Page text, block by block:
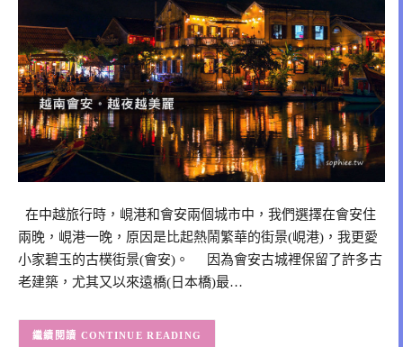
在中越旅行時，峴港和會安兩個城市中，我們選擇在會安住
兩晚，峴港一晚，原因是比起熱鬧繁華的街景(峴港)，我更愛
小家碧玉的古樸街景(會安)。 因為會安古城裡保留了許多古
老建築，尤其又以來遠橋(日本橋)最…
CONTINUE READING